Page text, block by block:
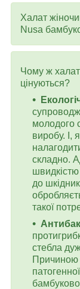
Халат
Nusa
Чому ж
цінуються?
молодого
виробу. І,
складно.
до
такої
стебла
Причиною